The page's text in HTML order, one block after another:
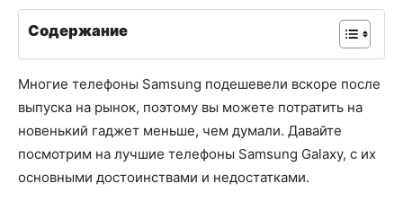
Содержание
Многие телефоны Samsung подешевели вскоре после
выпуска на рынок, поэтому вы можете потратить на
новенький гаджет меньше, чем думали. Давайте
посмотрим на лучшие телефоны Samsung Galaxy, с их
основными достоинствами и недостатками.